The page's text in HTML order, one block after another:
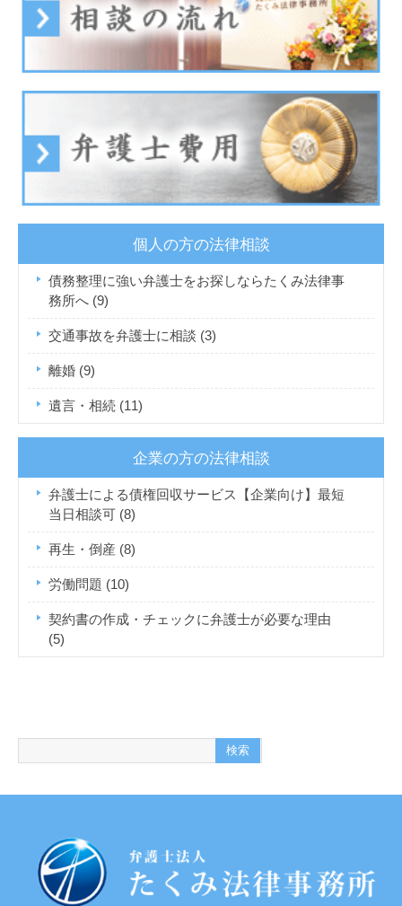
個人の方の法律相談
債務整理に強い弁護士をお探しならたくみ法律事
務所へ (9)
交通事故を弁護士に相談 (3)
離婚 (9)
遺言・相続 (11)
企業の方の法律相談
弁護士による債権回収サービス【企業向け】最短
当日相談可 (8)
再生・倒産 (8)
労働問題 (10)
契約書の作成・チェックに弁護士が必要な理由
(5)